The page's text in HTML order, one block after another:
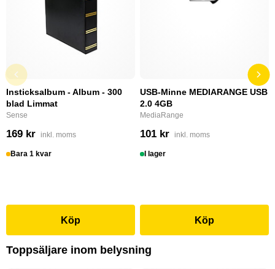
Insticksalbum - Album - 300
blad Limmat
Sense
169 kr inkl. moms
Bara 1 kvar
Köp
USB-Minne MEDIARANGE USB
2.0 4GB
MediaRange
101 kr inkl. moms
I lager
Köp
Toppsäljare inom belysning